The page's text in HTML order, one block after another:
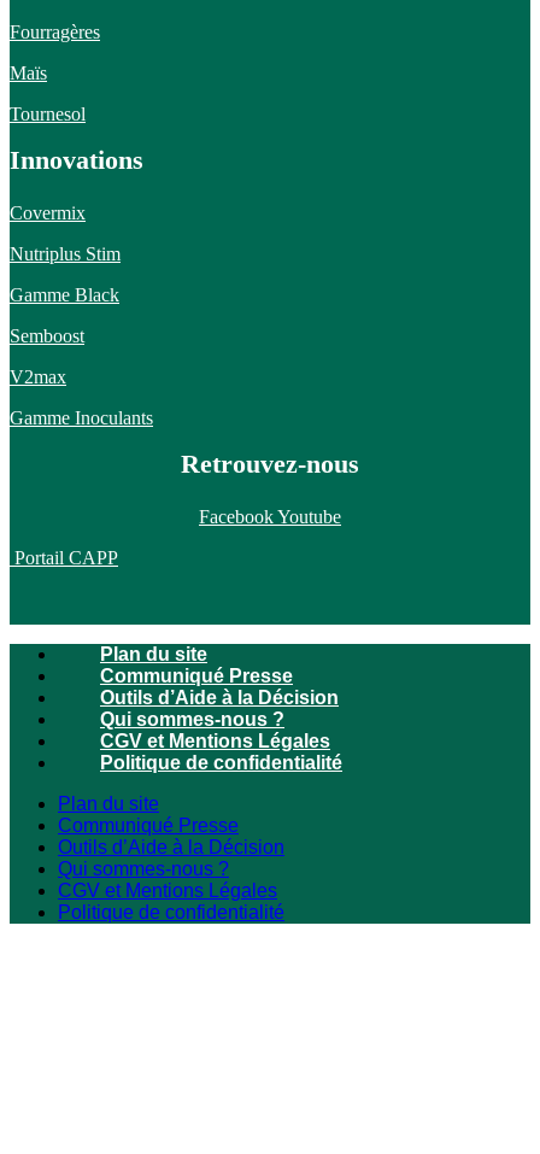
Fourragères
Maïs
Tournesol
Innovations
Covermix
Nutriplus Stim
Gamme Black
Semboost
V2max
Gamme Inoculants
Retrouvez-nous
FacebookYoutube
Portail CAPP
Plan du site
Communiqué Presse
Outils d’Aide à la Décision
Qui sommes-nous ?
CGV et Mentions Légales
Politique de confidentialité
Plan du site
Communiqué Presse
Outils d’Aide à la Décision
Qui sommes-nous ?
CGV et Mentions Légales
Politique de confidentialité